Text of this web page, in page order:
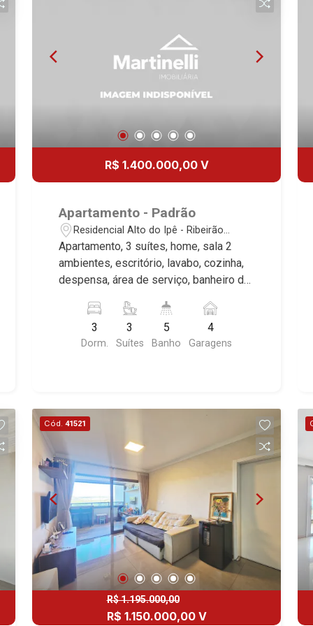
Normandie, Jataí, Via Frattina e
Alto da Boa Vista | Ribeirão Preto
R$ 1.400.000,00 V
Apartamento - Padrão
Residencial Alto do Ipê - Ribeirão
Preto/SP
Apartamento, 3 suítes, home, sala 2
ambientes, escritório, lavabo, cozinha,
despensa, área de serviço, banheiro de
churrasqueira, 4 vagas gaveta cobertas,
excelente localização, próximo ao
Shopping Iguatemi. Martinelli
Fiúsa, 1051 - Alto da Boa Vista
| Ribeirão Preto.
3
Dorm.
3
Suítes
5
Banho
4
Garagens
Cód. 41521
R$ 1.195.000,00
R$ 1.150.000,00 V